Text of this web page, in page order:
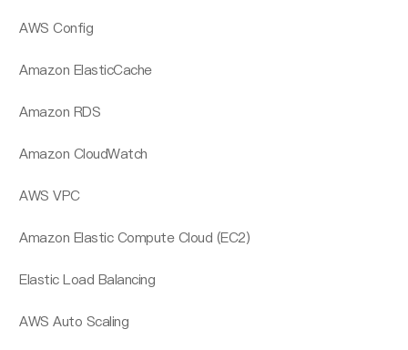
AWS Config
Amazon ElasticCache
Amazon RDS
Amazon CloudWatch
AWS VPC
Amazon Elastic Compute Cloud (EC2)
Elastic Load Balancing
AWS Auto Scaling